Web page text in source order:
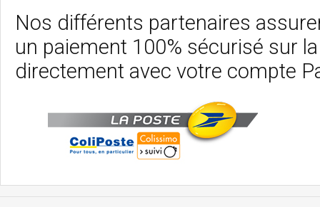
Nos différents partenaires
un paiement 100% sécurisé sur
directement avec votre compte